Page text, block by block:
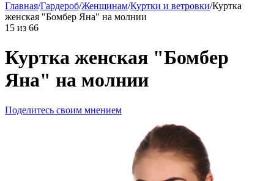
Главная/Гардероб/Женщинам/Куртки и ветровки/Куртка
женская "Бомбер Яна" на молнии
15 из 66
Куртка женская "Бомбер
Яна" на молнии
Поделитесь своим мнением